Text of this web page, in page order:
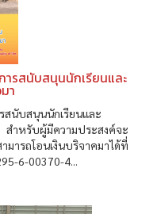
รสนับสนุนนักเรียนและ
า
นับสนุนนักเรียนและ
ำหรับผู้มีความประสงค์จะ
ารถโอนเงินบริจาคมาได้ที่
6-00370-4...